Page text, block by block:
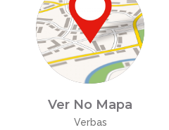
Ver No Mapa
Verbas